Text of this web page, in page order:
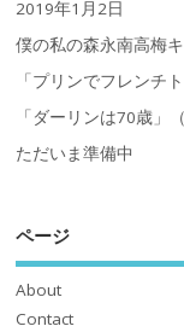
2019年1月2日
僕の私の森永南高梅
「プリンでフレンチ
「ダーリンは70歳」
ただいま準備中
ページ
About
Contact